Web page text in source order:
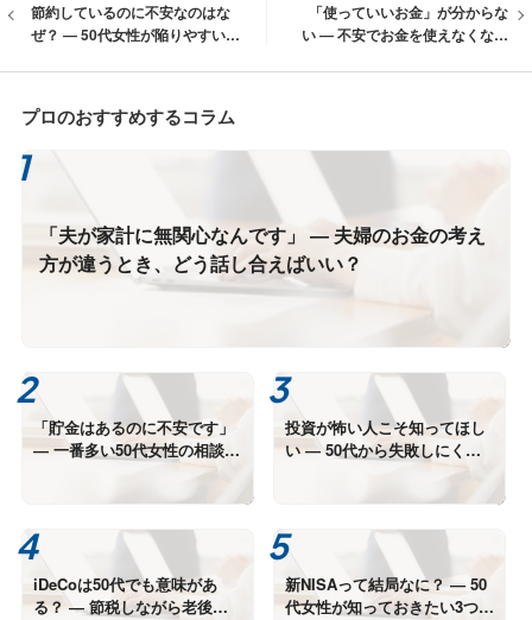
節約しているのに不安なのはな
ぜ？ ― 50代女性が陥りやすい
「使っていいお金」が分からな
い ― 不安でお金を使えなくなる
プロのおすすめするコラム
「夫が家計に無関心なんです」 ― 夫婦のお金の考え
方が違うとき、どう話し合えばいい？
「貯金はあるのに不安です」
― 一番多い50代女性の相談か
ら見えてきた“本当の悩み”
投資が怖い人こそ知ってほし
い ― 50代から失敗しにくい
iDeCoは50代でも意味があ
る？ ― 節税しながら老後資
新NISAって結局なに？ ― 50
代女性が知っておきたい3つの